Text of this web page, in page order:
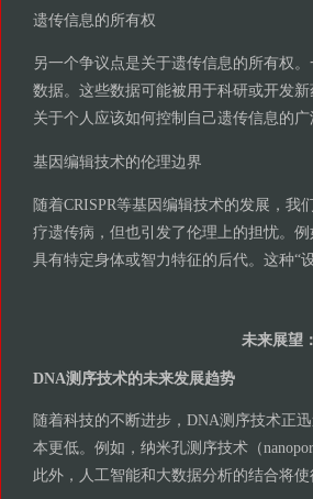
遗传信息的所有权
另一个争议点是关于遗传信息的所有权
数据。这些数据可能被用于科研或开发
关于个人应该如何控制自己遗传信息的广
基因编辑技术的伦理边界
随着CRISPR等基因编辑技术的发展，
疗遗传病，但也引发了伦理上的担忧。
具有特定身体或智力特征的后代。这种“
未来展望
DNA测序技术的未来发展趋势
随着科技的不断进步，DNA测序技术正
本更低。例如，纳米孔测序技术（
此外，人工智能和大数据分析的结合将